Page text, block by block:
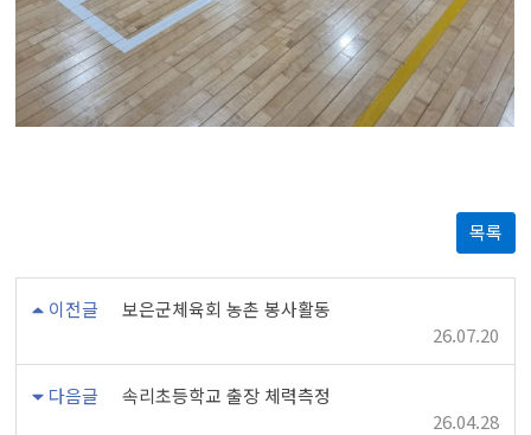
목록
이전글
보은군체육회 농촌 봉사활동
26.07.20
다음글
속리초등학교 출장 체력측정
26.04.28